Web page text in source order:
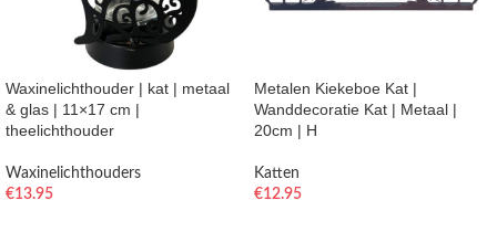
Waxinelichthouder | kat | metaal
& glas | 11×17 cm |
theelichthouder
Waxinelichthouders
€13.95
Metalen Kiekeboe Kat |
Wanddecoratie Kat | Metaal |
20cm | H
Katten
€12.95